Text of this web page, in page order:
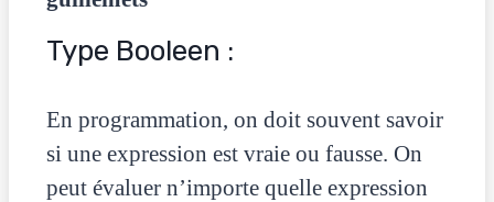
Type Booleen :
En programmation, on doit souvent savoir
si une expression est vraie ou fausse. On
peut évaluer n’importe quelle expression